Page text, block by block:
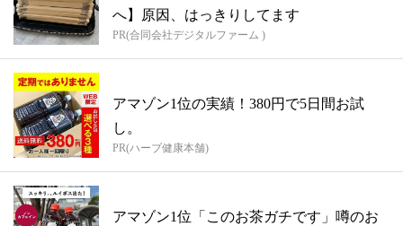
へ】原因、はっきりしてます
PR(合同会社デジタルファーム )
アマゾン1位の実績！380円で5日間お試
し。
PR(ハーブ健康本舗)
アマゾン1位「このお茶ガチです」噂のお